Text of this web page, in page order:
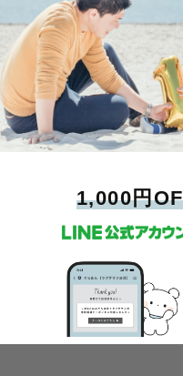
1,000円